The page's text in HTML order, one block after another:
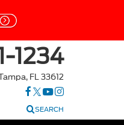
1234
FL 33612
SEARCH